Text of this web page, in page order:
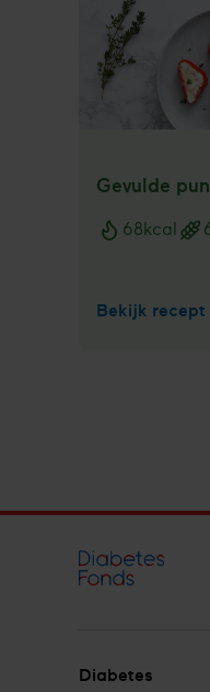
Gevulde
68kcal
Bekijk recept
Diabetes